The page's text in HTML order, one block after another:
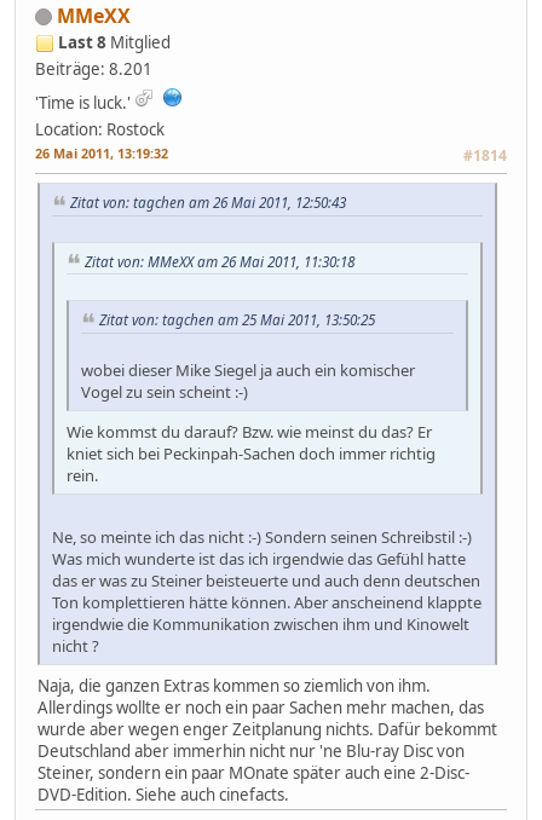
MMeXX
Last 8 Mitglied
Beiträge: 8.201
'Time is luck.'
Location: Rostock
26 Mai 2011, 13:19:32 #1814
Zitat von: tagchen am 26 Mai 2011, 12:50:43
Zitat von: MMeXX am 26 Mai 2011, 11:30:18
Zitat von: tagchen am 25 Mai 2011, 13:50:25
wobei dieser Mike Siegel ja auch ein komischer
Vogel zu sein scheint :-)
Wie kommst du darauf? Bzw. wie meinst du das? Er
kniet sich bei Peckinpah-Sachen doch immer richtig
rein.
Ne, so meinte ich das nicht :-) Sondern seinen Schreibstil :-)
Was mich wunderte ist das ich irgendwie das Gefühl hatte
das er was zu Steiner beisteuerte und auch denn deutschen
Ton komplettieren hätte können. Aber anscheinend klappte
irgendwie die Kommunikation zwischen ihm und Kinowelt
nicht ?
Naja, die ganzen Extras kommen so ziemlich von ihm.
Allerdings wollte er noch ein paar Sachen mehr machen, das
wurde aber wegen enger Zeitplanung nichts. Dafür bekommt
Deutschland aber immerhin nicht nur 'ne Blu-ray Disc von
Steiner, sondern ein paar MOnate später auch eine 2-Disc-
DVD-Edition. Siehe auch cinefacts.